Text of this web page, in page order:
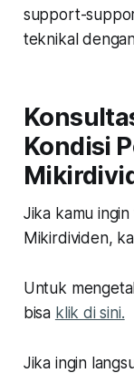
support-
teknikal
Kondisi
Jika kamu
Mikirdividen,
Untuk
bisa klik di sini.
Jika ingin